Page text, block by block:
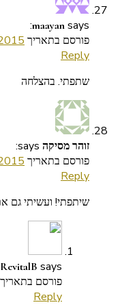
maayan says:
פורסם בתאריך 13/03/
Reply
שתפתי. בהצלחה
זוהר מסיקה says:
פורסם בתאריך 13/03/
Reply
שיתפתי! ועשיתי גם
RevitalB says:
פורסם בתאריך
Reply